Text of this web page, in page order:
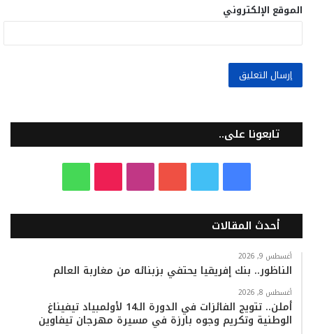
الموقع الإلكتروني
تابعونا على..
س
ب
ك
ي
ت
ب
س
ر
k
T
k
ت
س
ب
أحدث المقالات
أغسطس 9, 2026
الناظور.. بنك إفريقيا يحتفي بزبنائه من مغاربة العالم
أغسطس 8, 2026
أملن.. تتويج الفائزات في الدورة الـ14 لأولمبياد تيفيناغ
الوطنية وتكريم وجوه بارزة في مسيرة مهرجان تيفاوين